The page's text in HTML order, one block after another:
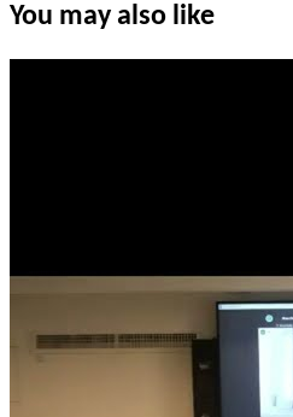
You may also like